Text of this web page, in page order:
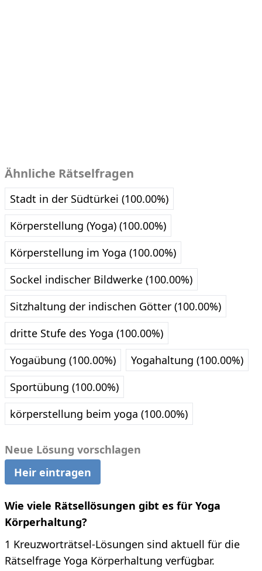
Ähnliche Rätselfragen
Stadt in der Südtürkei (100.00%)
Körperstellung (Yoga) (100.00%)
Körperstellung im Yoga (100.00%)
Sockel indischer Bildwerke (100.00%)
Sitzhaltung der indischen Götter (100.00%)
dritte Stufe des Yoga (100.00%)
Yogaübung (100.00%)
Yogahaltung (100.00%)
Sportübung (100.00%)
körperstellung beim yoga (100.00%)
Neue Lösung vorschlagen
Heir eintragen
Wie viele Rätsellösungen gibt es für Yoga
Körperhaltung?
1 Kreuzworträtsel-Lösungen sind aktuell für die
Rätselfrage Yoga Körperhaltung verfügbar.